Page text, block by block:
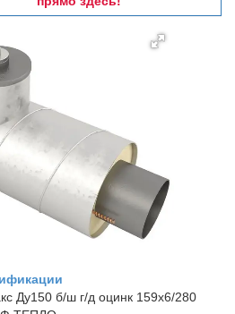
Ду150 б/ш г/д оцинк 159х6/280